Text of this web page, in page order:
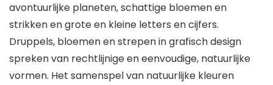
avontuurlijke planeten, schattige bloemen en
strikken en grote en kleine letters en cijfers.
Druppels, bloemen en strepen in grafisch design
spreken van rechtlijnige en eenvoudige, natuurlijke
vormen. Het samenspel van natuurlijke kleuren